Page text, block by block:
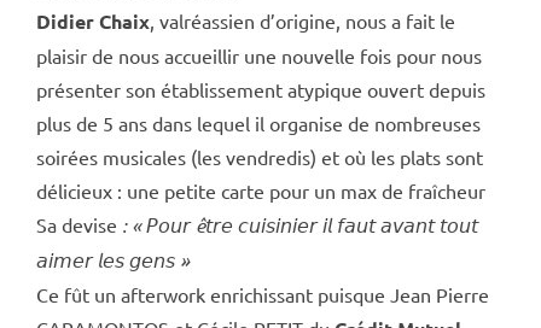
Didier Chaix, valréassien d’origine, nous a fait le
plaisir de nous accueillir une nouvelle fois pour nous
présenter son établissement atypique ouvert depuis
plus de 5 ans dans lequel il organise de nombreuses
soirées musicales (les vendredis) et où les plats sont
délicieux : une petite carte pour un max de fraîcheur
Sa devise : « 𝘗𝘰𝘶𝘳 ê𝘵𝘳𝘦 𝘤𝘶𝘪𝘴𝘪𝘯𝘪𝘦𝘳 𝘪𝘭 𝘧𝘢𝘶𝘵 𝘢𝘷𝘢𝘯𝘵 𝘵𝘰𝘶𝘵
𝘢𝘪𝘮𝘦𝘳 𝘭𝘦𝘴 𝘨𝘦𝘯𝘴 »
Ce fût un afterwork enrichissant puisque Jean Pierre